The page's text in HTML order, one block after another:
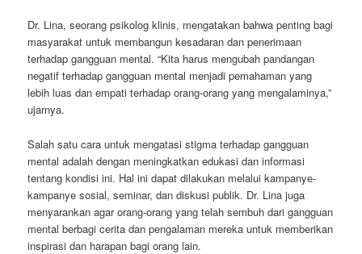
Dr. Lina, seorang psikolog klinis, mengatakan bahwa penting bagi
masyarakat untuk membangun kesadaran dan penerimaan
terhadap gangguan mental. “Kita harus mengubah pandangan
negatif terhadap gangguan mental menjadi pemahaman yang
lebih luas dan empati terhadap orang-orang yang mengalaminya,”
ujarnya.
Salah satu cara untuk mengatasi stigma terhadap gangguan
mental adalah dengan meningkatkan edukasi dan informasi
tentang kondisi ini. Hal ini dapat dilakukan melalui kampanye-
kampanye sosial, seminar, dan diskusi publik. Dr. Lina juga
menyarankan agar orang-orang yang telah sembuh dari gangguan
mental berbagi cerita dan pengalaman mereka untuk memberikan
inspirasi dan harapan bagi orang lain.